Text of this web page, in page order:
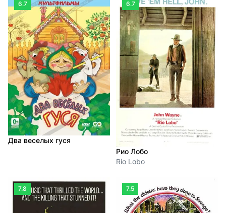
6.7
Два веселых гуся
6.7
Рио Лобо
Rio Lobo
7.8 7.5